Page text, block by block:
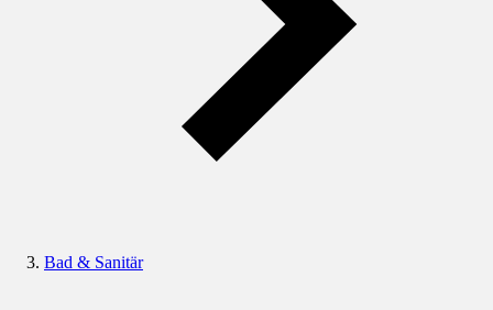
Bad & Sanitär